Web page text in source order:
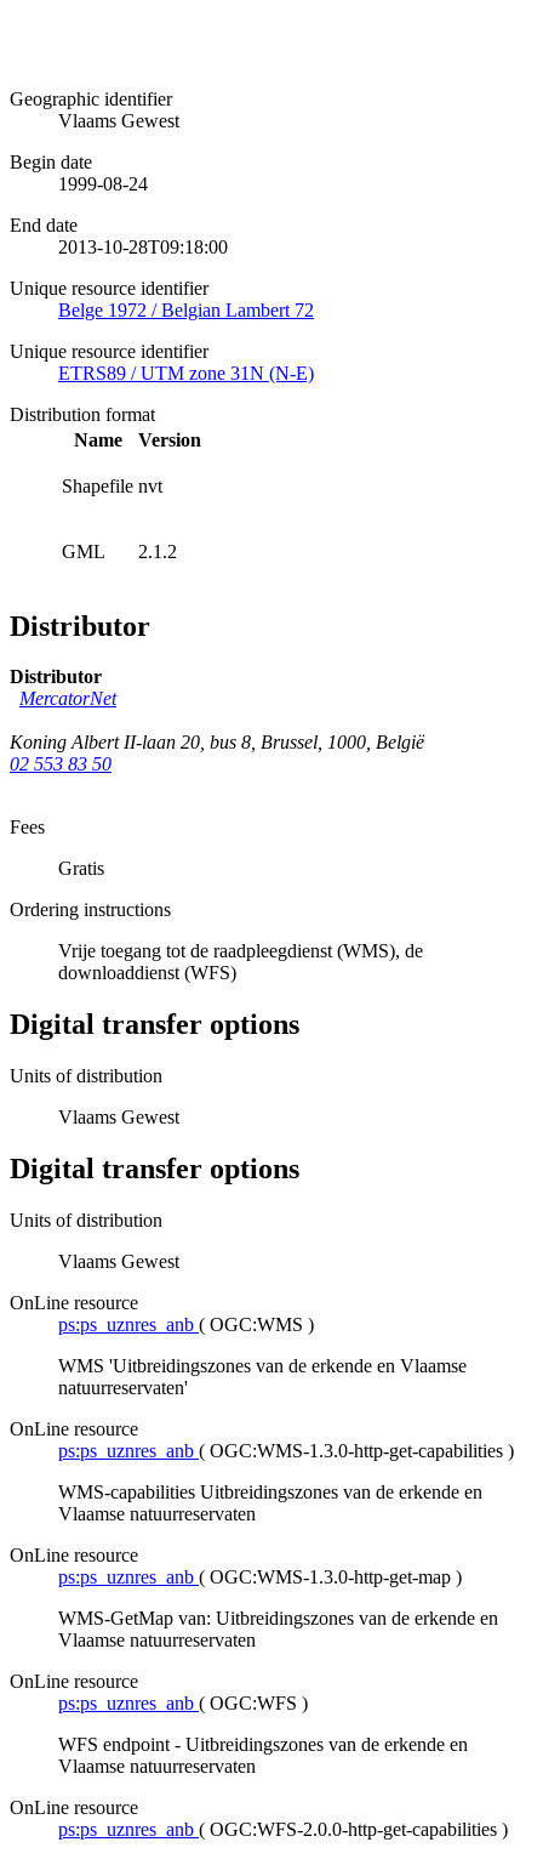
Geographic identifier
Vlaams Gewest
Begin date
1999-08-24
End date
2013-10-28T09:18:00
Unique resource identifier
Belge 1972 / Belgian Lambert 72
Unique resource identifier
ETRS89 / UTM zone 31N (N-E)
Distribution format
Name
Version
Shapefile nvt
GML 2.1.2
Distributor
Distributor
MercatorNet
Koning Albert II-laan 20, bus 8, Brussel, 1000, België
02 553 83 50
Fees
Gratis
Ordering instructions
Vrije toegang tot de raadpleegdienst (WMS), de
downloaddienst (WFS)
Digital transfer options
Units of distribution
Vlaams Gewest
Digital transfer options
Units of distribution
Vlaams Gewest
OnLine resource
ps:ps_uznres_anb ( OGC:WMS )
WMS 'Uitbreidingszones van de erkende en Vlaamse
natuurreservaten'
OnLine resource
ps:ps_uznres_anb ( OGC:WMS-1.3.0-http-get-capabilities )
WMS-capabilities Uitbreidingszones van de erkende en
Vlaamse natuurreservaten
OnLine resource
ps:ps_uznres_anb ( OGC:WMS-1.3.0-http-get-map )
WMS-GetMap van: Uitbreidingszones van de erkende en
Vlaamse natuurreservaten
OnLine resource
ps:ps_uznres_anb ( OGC:WFS )
WFS endpoint - Uitbreidingszones van de erkende en
Vlaamse natuurreservaten
OnLine resource
ps:ps_uznres_anb ( OGC:WFS-2.0.0-http-get-capabilities )